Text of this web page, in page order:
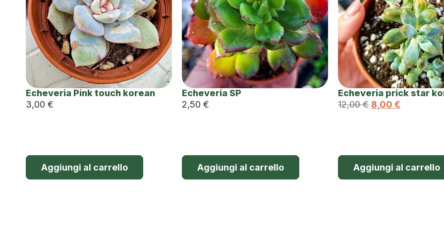
Echeveria Pink touch korean
3,00 €
Aggiungi al carrello
Echeveria SP
2,50 €
Aggiungi al carrello
Echeveria prick star
12,00€ 8,00 €
Aggiungi al carrello